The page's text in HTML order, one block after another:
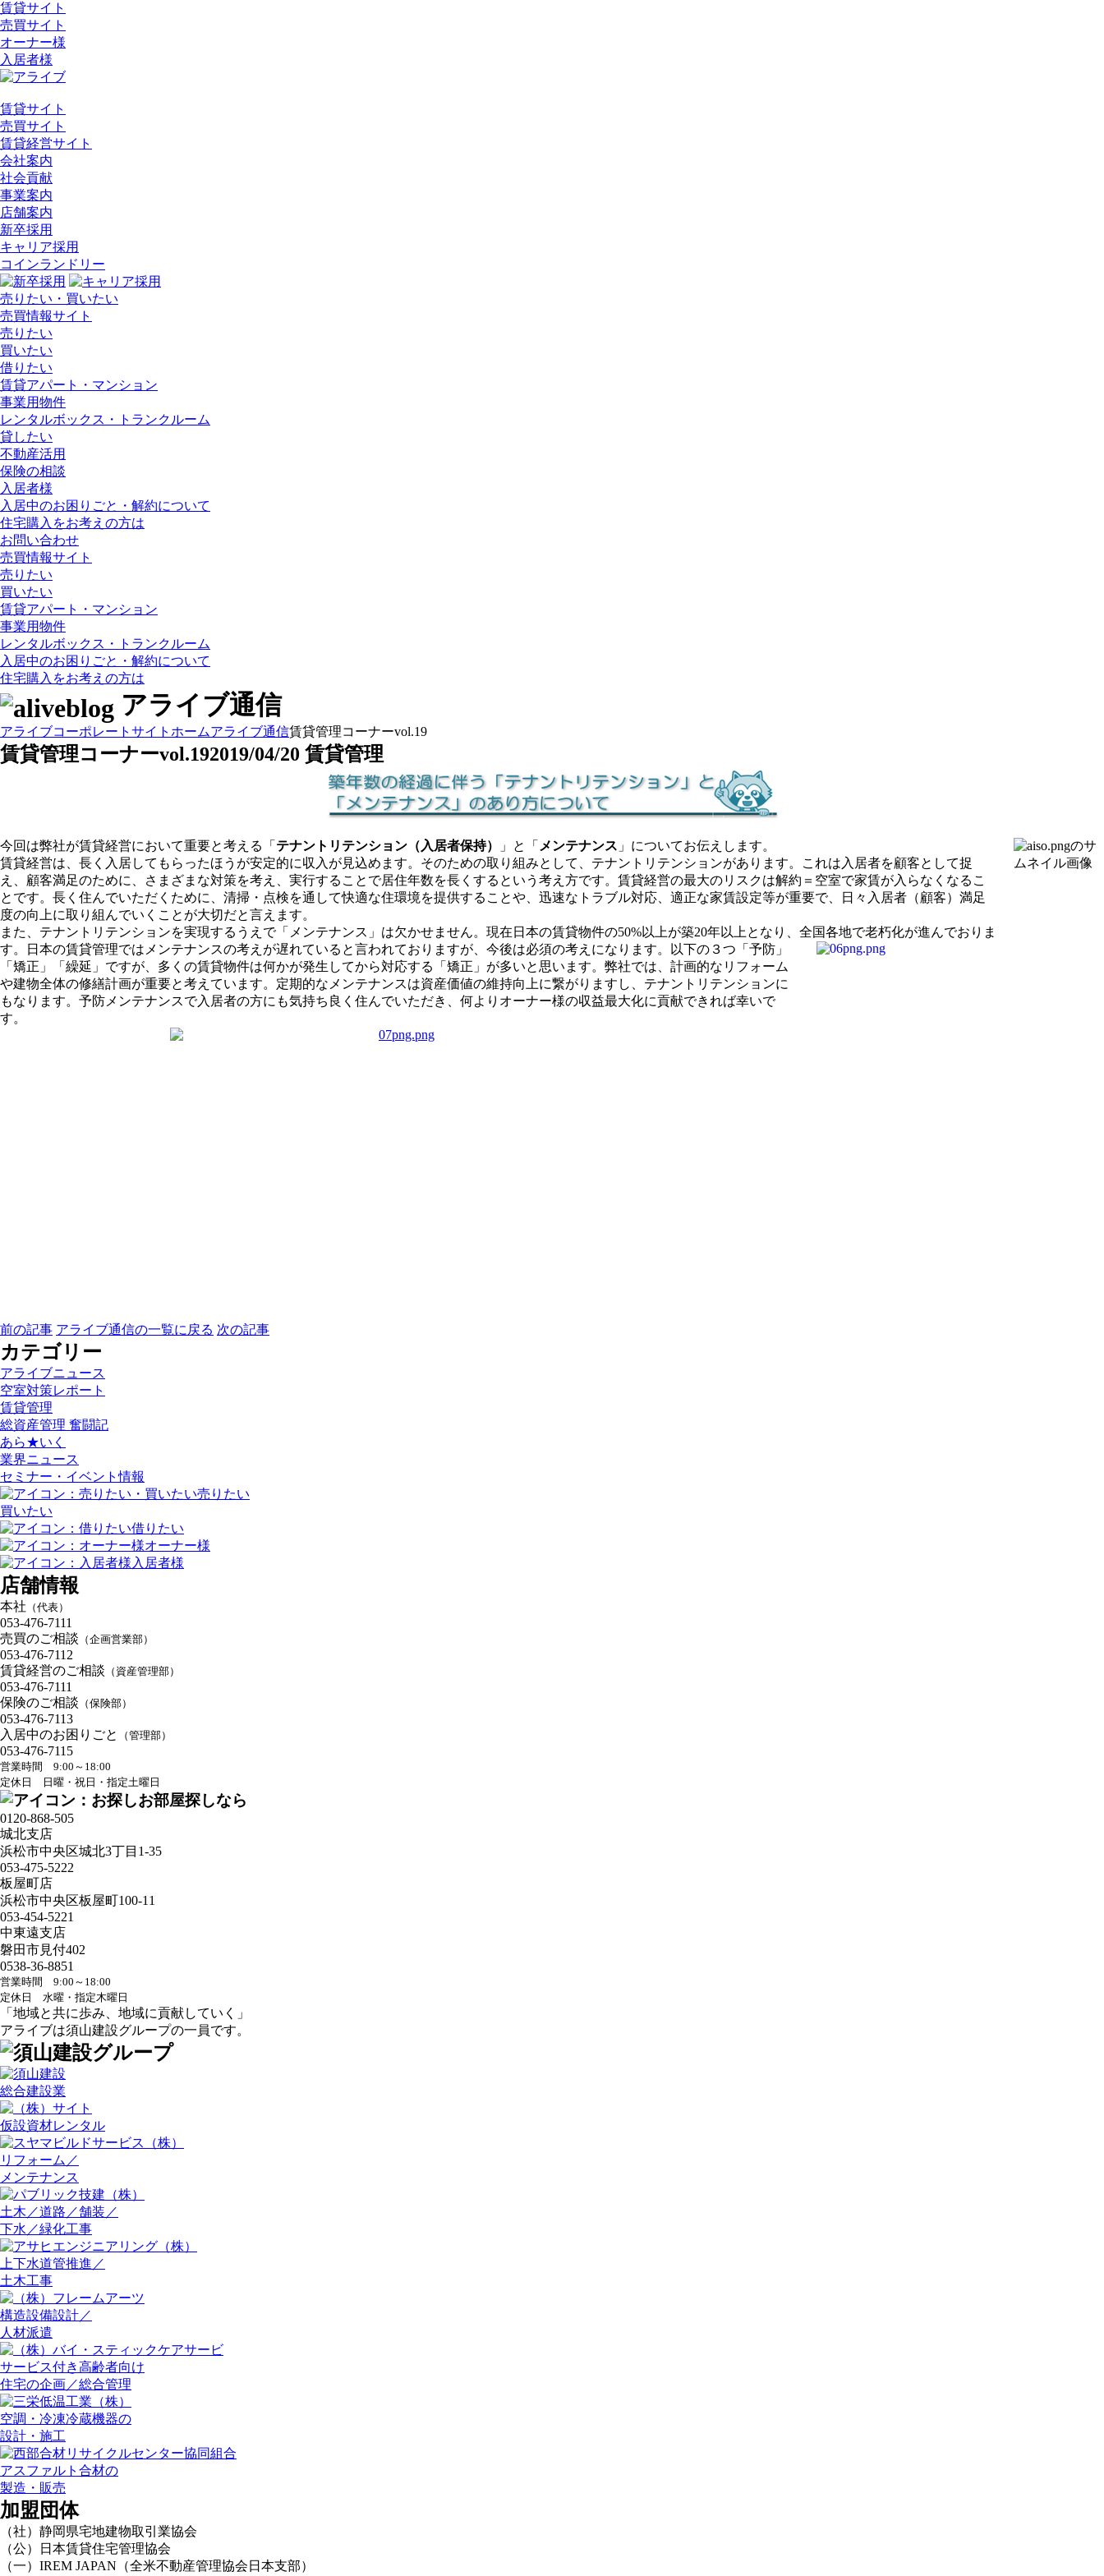
賃貸サイト
売買サイト
オーナー様
入居者様
賃貸サイト
売買サイト
賃貸経営サイト
会社案内
社会貢献
事業案内
店舗案内
新卒採用
キャリア採用
コインランドリー
売りたい・買いたい
売買情報サイト
売りたい
買いたい
借りたい
賃貸アパート・マンション
事業用物件
レンタルボックス・トランクルーム
貸したい
不動産活用
保険の相談
入居者様
入居中のお困りごと・解約について
住宅購入をお考えの方は
お問い合わせ
売買情報サイト
売りたい
買いたい
賃貸アパート・マンション
事業用物件
レンタルボックス・トランクルーム
入居中のお困りごと・解約について
住宅購入をお考えの方は
アライブ通信
アライブコーポレートサイト ホームアライブ通信賃貸管理コーナーvol.19
賃貸管理コーナーvol.192019/04/20 賃貸管理
今回は弊社が賃貸経営において重要と考える「 テナントリテンション（入居者保持） 」と「 メンテナンス 」についてお伝えします。
賃貸経営は、長く入居してもらったほうが安定的に収入が見込めます。そのための取り組みとして、テナントリテンションがあります。これは入居者を顧客として捉
え、顧客満足のために、さまざまな対策を考え、実行することで居住年数を長くするという考え方です。賃貸経営の最大のリスクは解約＝空室で家賃が入らなくなるこ
とです。長く住んでいただくために、清掃・点検を通して快適な住環境を提供することや、迅速なトラブル対応、適正な家賃設定等が重要で、日々入居者（顧客）満足
度の向上に取り組んでいくことが大切だと言えます。
また、テナントリテンションを実現するうえで「メンテナンス」は欠かせません。現在日本の賃貸物件の50%以上が築20年以上となり、全国各地で老朽化が進んでおりま
す。日本の賃貸管理ではメンテナンスの考え が遅れていると言われておりますが、今後は必須の考えになります。以下の３つ「予防」
「矯正」「繰延」ですが、多くの賃貸物件は何かが発生してから対応する「矯正」が多いと思います。弊社では、計画的なリフォーム
や建物全体の修繕計画が重要と考えています。定期的なメンテナンスは資産価値の維持向上に繋がりますし、テナントリテンションに
もなります。予防メンテナンスで入居者の方にも気持ち良く住んでいただき、何よりオーナー様の収益最大化に貢献できれば幸いで
す。
前の記事 アライブ通信の一覧に戻る 次の記事
カテゴリー
アライブニュース
空室対策レポート
賃貸管理
総資産管理 奮闘記
あら★いく
業界ニュース
セミナー・イベント情報
売りたい
買いたい
借りたい
オーナー様
入居者様
店舗情報
本社 （代表）
053-476-7111
売買のご相談 （企画営業部）
053-476-7112
賃貸経営のご相談 （資産管理部）
053-476-7111
保険のご相談 （保険部）
053-476-7113
入居中のお困りごと
（管理部）
053-476-7115
営業時間 9:00～18:00
定休日 日曜・祝日・指定土曜日
お部屋探しなら
0120-868-505
城北支店
浜松市中央区城北3丁目1-35
053-475-5222
板屋町店
浜松市中央区板屋町100-11
053-454-5221
中東遠支店
磐田市見付402
0538-36-8851
営業時間 9:00～18:00
定休日 水曜・指定木曜日
「地域と共に歩み、地域に貢献していく」
アライブは須山建設グループの一員です。
総合建設業
仮設資材レンタル
リフォーム／
メンテナンス
土木／道路／舗装／
下水／緑化工事
上下水道管推進／
土木工事
構造設備設計／
人材派遣
サービス付き高齢者向け
住宅の企画／総合管理
空調・冷凍冷蔵機器の
設計・施工
アスファルト合材の
製造・販売
加盟団体
（社）静岡県宅地建物取引業協会
（公）日本賃貸住宅管理協会
（一）IREM JAPAN（全米不動産管理協会日本支部）